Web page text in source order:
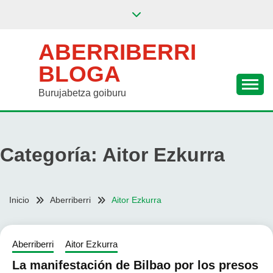
ABERRIBERRI
BLOGA
Burujabetza goiburu
Categoría: Aitor Ezkurra
Inicio Aberriberri Aitor Ezkurra
Aberriberri Aitor Ezkurra
La manifestación de Bilbao por los presos